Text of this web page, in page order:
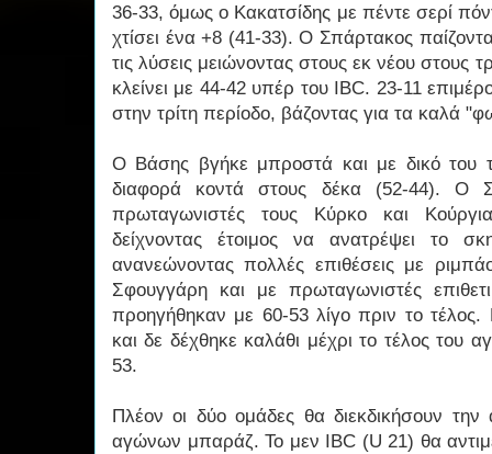
36-33, όμως ο Κακατσίδης με πέντε σερί
χτίσει ένα +8 (41-33). Ο Σπάρτακος
τις λύσεις μειώνοντας στους εκ νέου στους
κλείνει με 44-42 υπέρ του IBC. 23-11
στην τρίτη περίοδο, βάζοντας για τα καλά
Ο Βάσης βγήκε μπροστά και με δικό του
διαφορά κοντά στους δέκα (52-44). Ο
πρωταγωνιστές τους Κύρκο και
δείχνοντας έτοιμος να ανατρέψει το
ανανεώνοντας πολλές επιθέσεις με
Σφουγγάρη και με πρωταγωνιστές
προηγήθηκαν με 60-53 λίγο πριν το
και δε δέχθηκε καλάθι μέχρι το τέλος του
53.
Πλέον οι δύο ομάδες θα διεκδικήσουν
αγώνων μπαράζ. Το μεν IBC (U 21) θα